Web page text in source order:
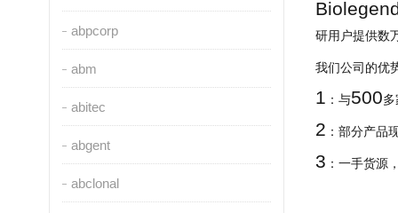
abpcorp
abm
abitec
abgent
abclonal
研用户提供数
我们公司的优
1 ：与500
2 ：部分产品
3 ：一手货源